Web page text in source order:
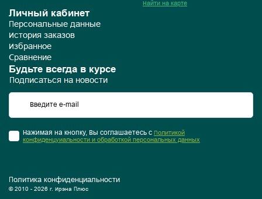
Найти на карте
Личный кабинет
Персональные данные
История заказов
Избранное
Сравнение
Будьте всегда в курсе
Подписаться на новости
Нажимая на кнопку, Вы соглашаетесь с Политикой
конфиденцуиальности и обработкой персональных данных
Политика конфиденциальности
© 2010 - 2026 г. Ирэна Плюс